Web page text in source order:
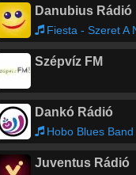
Danubius Rádió
Fiesta - Szeret A
Szépvíz FM
Dankó Rádió
Hobo Blues Band - Nem lehet
Juventus Rádió